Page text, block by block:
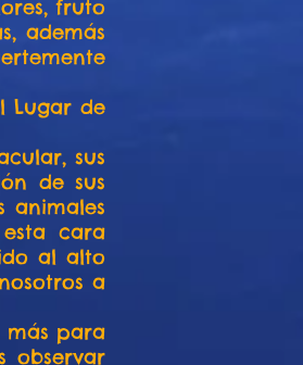
fruto
además
Lugar de
sus
de sus
animales
cara
al alto
a
más para
observar